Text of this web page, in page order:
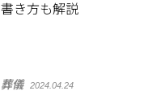
書き方も解説
葬儀 2024.04.24